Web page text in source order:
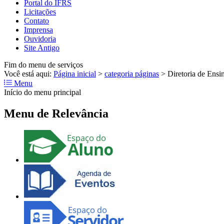
Portal do IFRS
Licitações
Contato
Imprensa
Ouvidoria
Site Antigo
Fim do menu de serviços
Você está aqui: Página inicial > categoria páginas > Diretoria de
Menu
Início do menu principal
Menu de Relevância